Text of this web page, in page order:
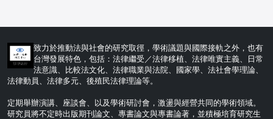
致力於推動法與社會的研究取徑，學術議題與國際接軌之外，也有
台灣發展特色，包括：法律繼受／法律移植、法律唯實主義、日常
法意識、比較法文化、法律職業與法院、國家學、法社會學理論、
法律動員、法律多元、後殖民法律理論等。
定期舉辦演講、座談會、以及學術研討會，激盪與經營共同的學術領域。
研究員將不定時出版期刊論文、專書論文與專書論著，並積極培育研究生